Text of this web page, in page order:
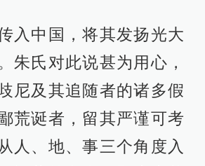
入中国，将其发扬光大
朱氏对此说甚为用心，
尼及其追随者的诸多假
荒诞者，留其严谨可考
人、地、事三个角度入